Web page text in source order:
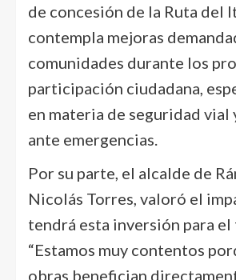
de concesión de la Ruta del
contempla mejoras
comunidades durante los
participación ciudadana,
en materia de seguridad vial
ante emergencias.
Por su parte, el alcalde de
Nicolás Torres, valoró el
tendrá esta inversión para
“Estamos muy contentos
obras benefician